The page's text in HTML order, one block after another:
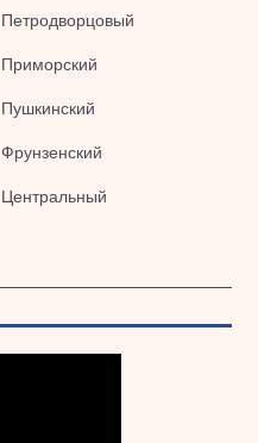
Петродворцовый
Приморский
Пушкинский
Фрунзенский
Центральный